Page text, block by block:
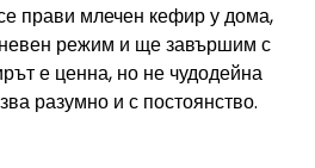
прави млечен кефир у дома,
режим и ще завършим с
е ценна, но не чудодейна
разумно и с постоянство.